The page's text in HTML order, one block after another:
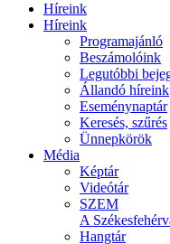
Híreink
Híreink
Programajánló
Beszámolóink
Legutóbbi
Állandó híreink
Eseménynaptár
Keresés, szűrés
Ünnepkörök
Média
Képtár
Videótár
SZEM
A
Hangtár